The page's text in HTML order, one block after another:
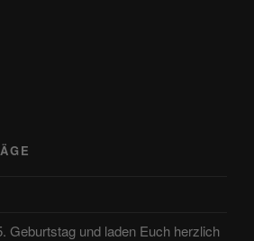
Geburtstag und laden Euch herzlich